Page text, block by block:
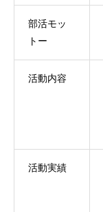
部活モッ
トー
活動内容
活動実績